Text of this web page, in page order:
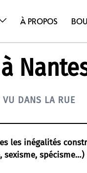
À PROPOS
VU DANS LA RUE
les inégalités
sexisme, spécisme…)